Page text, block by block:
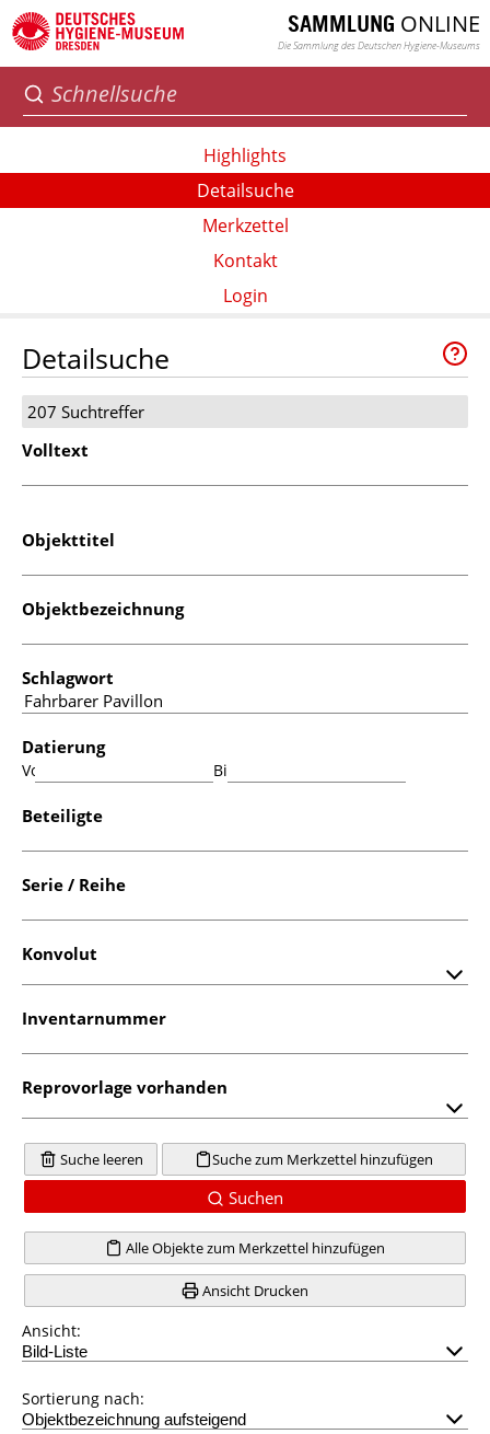
SAMMLUNG ONLINE
Die Sammlung des Deutschen Hygiene-Museums
Highlights
Detailsuche
Merkzettel
Kontakt
Login
Detailsuche
207 Suchtreffer
Volltext
Objekttitel
Objektbezeichnung
Schlagwort
Datierung
Von: Bis:
Beteiligte
Serie / Reihe
Konvolut
Inventarnummer
Reprovorlage vorhanden
Suche leeren Suche zum Merkzettel hinzufügen
Suchen
Alle Objekte zum Merkzettel hinzufügen
Ansicht Drucken
Ansicht:
Sortierung nach: